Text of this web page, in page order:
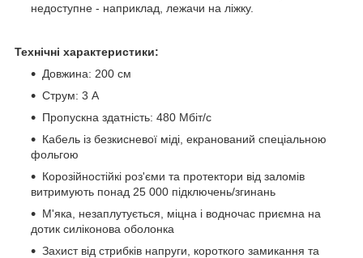
недоступне - наприклад, лежачи на ліжку.
Технічні характеристики:
Довжина: 200 см
Струм: 3 A
Пропускна здатність: 480 Мбіт/с
Кабель із безкисневої міді, екранований спеціальною
фольгою
Корозійностійкі роз'єми та протектори від заломів
витримують понад 25 000 підключень/згинань
М'яка, незаплутується, міцна і водночас приємна на
дотик силіконова оболонка
Захист від стрибків напруги, короткого замикання та